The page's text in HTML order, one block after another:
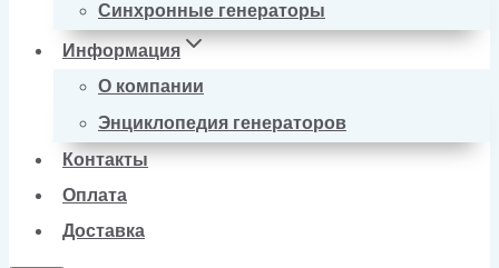
Синхронные генераторы
Информация
О компании
Энциклопедия генераторов
Контакты
Оплата
Доставка